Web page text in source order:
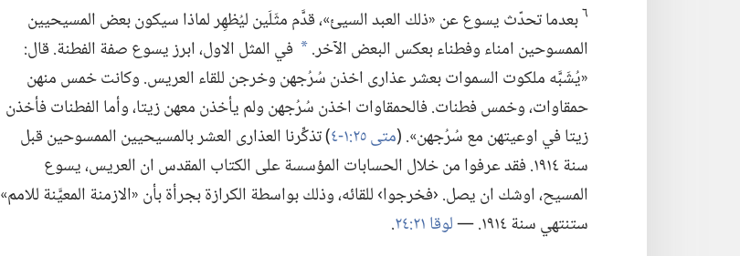
٦بعدما تحدّث يسوع عن «ذلك العبد السيئ»،‏ قدَّم مثَلَين ليُظهِر لماذا سيكون بعض المسيحيين
الممسوحين امناء وفطناء بعكس البعض الآخر.‏ * في المثل الاول،‏ ابرز يسوع صفة الفطنة.‏ قال:‏
«يُشَبَّه ملكوت السموات بعشر عذارى اخذن سُرُجهن وخرجن للقاء العريس.‏ وكانت خمس منهن
حمقاوات،‏ وخمس فطنات.‏ فالحمقاوات اخذن سُرُجهن ولم يأخذن معهن زيتا،‏ وأما الفطنات فأخذن
زيتا في اوعيتهن مع سُرُجهن».‏ (‏متى ٢٥:‏١-‏٤
‏)‏ تذكِّرنا العذارى العشر بالمسيحيين الممسوحين قبل
سنة ١٩١٤.‏ فقد عرفوا من خلال الحسابات المؤسسة على الكتاب المقدس ان العريس،‏ يسوع
المسيح،‏ اوشك ان يصل.‏ ‹فخرجوا› للقائه،‏ وذلك بواسطة الكرازة بجرأة بأن «الازمنة المعيَّنة للامم»
ستنتهي سنة ١٩١٤.‏ —‏
لوقا ٢١:‏٢٤ ‏.‏